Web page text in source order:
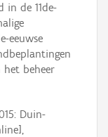
in de 11de-
eeuwse
beheer
Duin-